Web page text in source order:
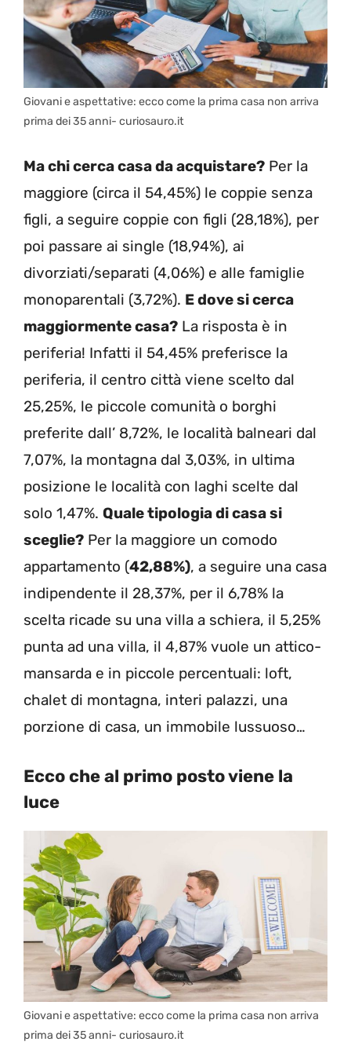
Giovani e aspettative: ecco come la prima casa non arriva
prima dei 35 anni- curiosauro.it
Ma chi cerca casa da acquistare? Per la
maggiore (circa il 54,45%) le coppie senza
figli, a seguire coppie con figli (28,18%), per
poi passare ai single (18,94%), ai
divorziati/separati (4,06%) e alle famiglie
monoparentali (3,72%). E dove si cerca
maggiormente casa? La risposta è in
periferia! Infatti il 54,45% preferisce la
periferia, il centro città viene scelto dal
25,25%, le piccole comunità o borghi
preferite dall’ 8,72%, le località balneari dal
7,07%, la montagna dal 3,03%, in ultima
posizione le località con laghi scelte dal
solo 1,47%. Quale tipologia di casa si
sceglie? Per la maggiore un comodo
appartamento (42,88%), a seguire una casa
indipendente il 28,37%, per il 6,78% la
scelta ricade su una villa a schiera, il 5,25%
punta ad una villa, il 4,87% vuole un attico-
mansarda e in piccole percentuali: loft,
chalet di montagna, interi palazzi, una
porzione di casa, un immobile lussuoso…
Ecco che al primo posto viene la
luce
Giovani e aspettative: ecco come la prima casa non arriva
prima dei 35 anni- curiosauro.it